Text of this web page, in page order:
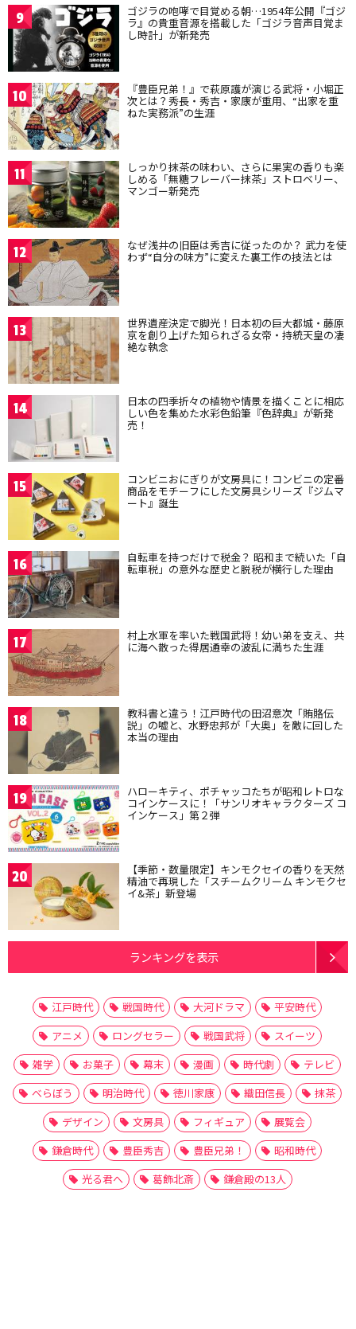
9 ゴジラの咆哮で目覚める朝…1954年公開『ゴジ
ラ』の貴重音源を搭載した「ゴジラ音声目覚ま
し時計」が新発売
10 『豊臣兄弟！』で萩原護が演じる武将・小堀正
次とは？秀長・秀吉・家康が重用、“出家を重
ねた実務派”の生涯
11 しっかり抹茶の味わい、さらに果実の香りも楽
しめる「無糖フレーバー抹茶」ストロベリー、
マンゴー新発売
12 なぜ浅井の旧臣は秀吉に従ったのか？ 武力を使
わず“自分の味方”に変えた裏工作の技法とは
13 世界遺産決定で脚光！日本初の巨大都城・藤原
京を創り上げた知られざる女帝・持統天皇の凄
絶な執念
14 日本の四季折々の植物や情景を描くことに相応
しい色を集めた水彩色鉛筆『色辞典』が新発
売！
15 コンビニおにぎりが文房具に！コンビニの定番
商品をモチーフにした文房具シリーズ『ジムマ
ート』誕生
16 自転車を持つだけで税金？ 昭和まで続いた「自
転車税」の意外な歴史と脱税が横行した理由
17 村上水軍を率いた戦国武将！幼い弟を支え、共
に海へ散った得居通幸の波乱に満ちた生涯
18 教科書と違う！江戸時代の田沼意次「賄賂伝
説」の嘘と、水野忠邦が「大奥」を敵に回した
本当の理由
19 ハローキティ、ポチャッコたちが昭和レトロな
コインケースに！「サンリオキャラクターズ コ
インケース」第２弾
20 【季節・数量限定】キンモクセイの香りを天然
精油で再現した「スチームクリーム キンモクセ
イ&茶」新登場
ランキングを表示
江戸時代 戦国時代 大河ドラマ
平安時代
アニメ
ロングセラー 戦国武将
スイーツ
雑学
お菓子 幕末 漫画 時代劇
テレビ
べらぼう
明治時代 徳川家康 織田信長
抹茶
デザイン
文房具 フィギュア
展覧会
鎌倉時代
豊臣秀吉 豊臣兄弟！
昭和時代
光る君へ
葛飾北斎 鎌倉殿の13人